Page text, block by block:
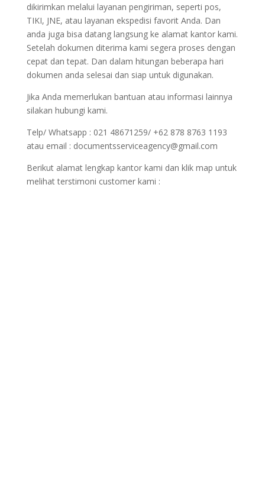
dikirimkan melalui layanan pengiriman, seperti pos,
TIKI, JNE, atau layanan ekspedisi favorit Anda. Dan
anda juga bisa datang langsung ke alamat kantor kami.
Setelah dokumen diterima kami segera proses dengan
cepat dan tepat. Dan dalam hitungan beberapa hari
dokumen anda selesai dan siap untuk digunakan.
Jika Anda memerlukan bantuan atau informasi lainnya
silakan hubungi kami.
Telp/ Whatsapp : 021 48671259/ +62 878 8763 1193
atau email : documentsserviceagency@gmail.com
Berikut alamat lengkap kantor kami dan klik map untuk
melihat terstimoni customer kami :